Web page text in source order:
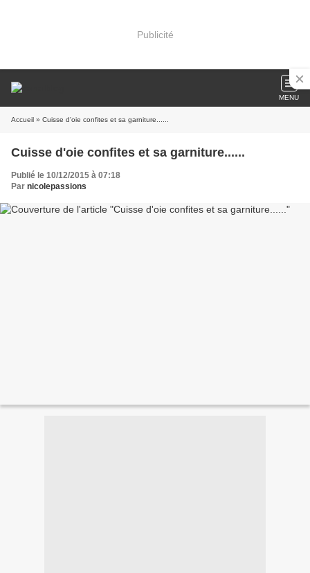
Publicité
MENU
Accueil » Cuisse d'oie confites et sa garniture......
Cuisse d'oie confites et sa garniture......
Publié le 10/12/2015 à 07:18
Par nicolepassions